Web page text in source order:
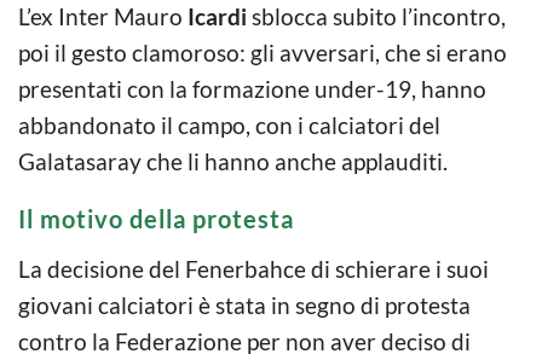
L’ex Inter Mauro Icardi sblocca subito l’incontro,
poi il gesto clamoroso: gli avversari, che si erano
presentati con la formazione under-19, hanno
abbandonato il campo, con i calciatori del
Galatasaray che li hanno anche applauditi.
Il motivo della protesta
La decisione del Fenerbahce di schierare i suoi
giovani calciatori è stata in segno di protesta
contro la Federazione per non aver deciso di